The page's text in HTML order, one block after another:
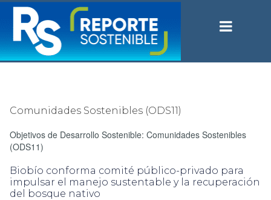
Comunidades Sostenibles (ODS11)
Objetivos de Desarrollo Sostenible: Comunidades Sostenibles
(ODS11)
Biobío conforma comité público-privado para
impulsar el manejo sustentable y la recuperación
del bosque nativo